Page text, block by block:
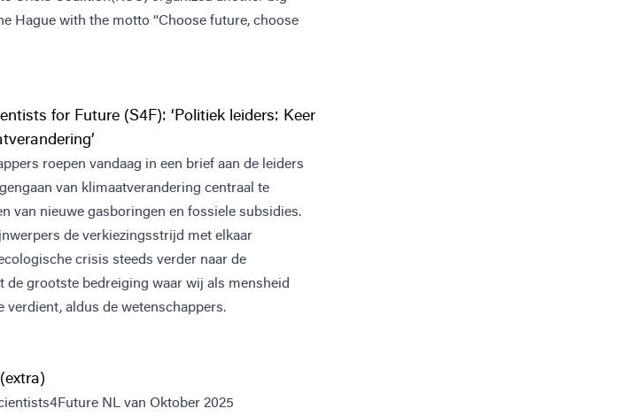
Hague with the motto “Choose future, choose
for Future (S4F): ‘Politiek leiders: Keer
roepen vandaag in een brief aan de leiders
van klimaatverandering centraal te
van nieuwe gasboringen en fossiele subsidies.
de verkiezingsstrijd met elkaar
crisis steeds verder naar de
de grootste bedreiging waar wij als mensheid
aldus de wetenschappers.
NL van Oktober 2025